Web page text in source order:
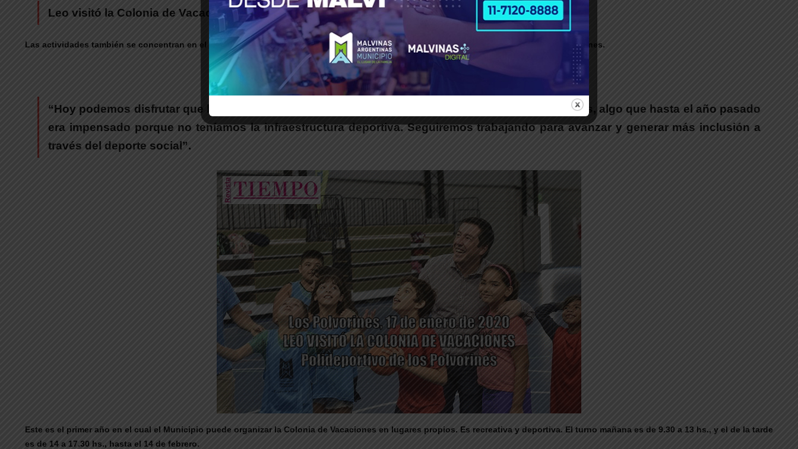
Leo visitó la Colonia de Vacaciones.
Las actividades también se concentran en el Polideportivo de Ing. Pablo Nogués y la Sociedad Alemana de Gimnasia (SAG) de Los Polvorines.
Leo Nardini afirmó:
“Hoy podemos disfrutar que hemos triplicado la cantidad de chicos que vienen a nuestras colonias, algo que hasta el año pasado
era impensado porque no teníamos la infraestructura deportiva. Seguiremos trabajando para avanzar y generar más inclusión a
través del deporte social”.
Este es el primer año en el cual el Municipio puede organizar la Colonia de Vacaciones en lugares propios. Es recreativa y deportiva. El turno mañana es de 9.30 a 13 hs., y el de la tarde
es de 14 a 17.30 hs., hasta el 14 de febrero.